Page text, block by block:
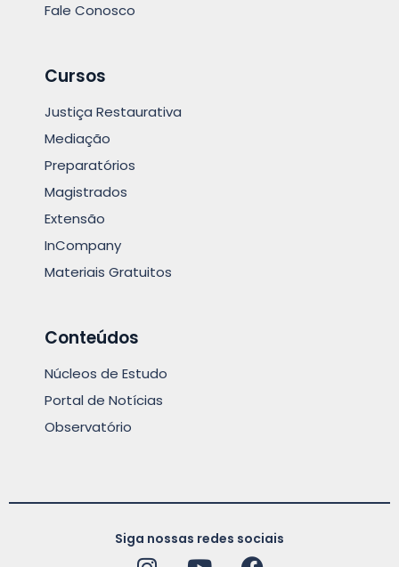
Fale Conosco
Cursos
Justiça Restaurativa
Mediação
Preparatórios
Magistrados
Extensão
InCompany
Materiais Gratuitos
Conteúdos
Núcleos de Estudo
Portal de Notícias
Observatório
Siga nossas redes sociais